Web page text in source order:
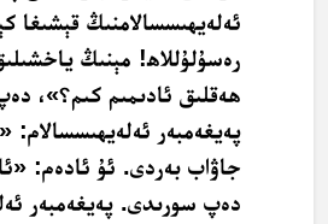
ئەلەيھىسسالامنىڭ قېشىغا
رەسۇلۇللاھ! مېنىڭ
ھەقلىق ئادىمىم كىم؟»،
پەيغەمبەر ئەلەيھىسسالام:
جاۋاب بەردى. ئۇ ئادەم:
دەپ سورىدى. پەيغەمبەر